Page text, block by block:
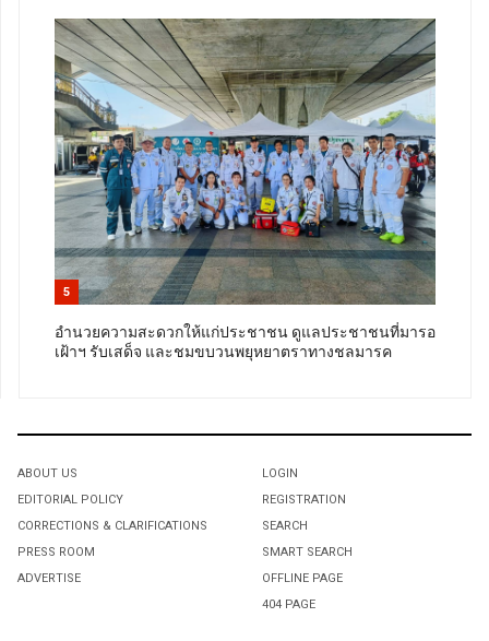
5
อำนวยความสะดวกให้แก่ประชาชน ดูแลประชาชนที่มารอ
เฝ้าฯ รับเสด็จ และชมขบวนพยุหยาตราทางชลมารค
ABOUT US
EDITORIAL POLICY
CORRECTIONS & CLARIFICATIONS
PRESS ROOM
ADVERTISE
LOGIN
REGISTRATION
SEARCH
SMART SEARCH
OFFLINE PAGE
404 PAGE